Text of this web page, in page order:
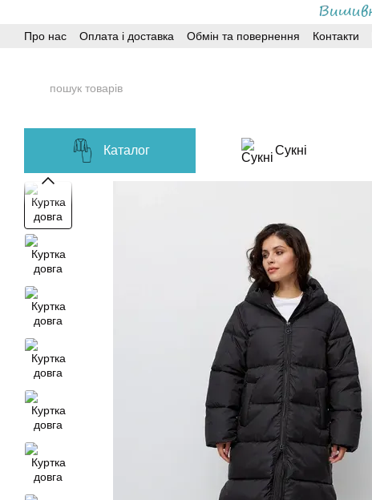
Про нас
Оплата і доставка Обмін та повернення Контакти
Каталог Сукні